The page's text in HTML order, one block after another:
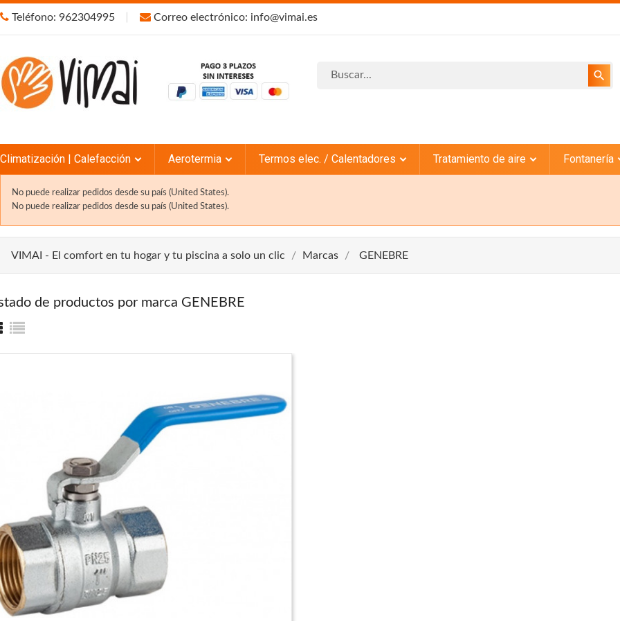
Teléfono: 962304995 Correo electrónico: info@vimai.es
search
Climatización | Calefacción Aerotermia Termos elec. / Calentadores Tratamiento de aire Fontanería
No puede realizar pedidos desde su país (United States).
No puede realizar pedidos desde su país (United States).
VIMAI - El comfort en tu hogar y tu piscina a solo un clic Marcas GENEBRE
de productos por marca GENEBRE